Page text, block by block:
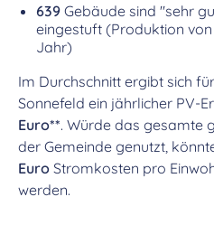
639 Gebäude sind "sehr
eingestuft (Produktion
Jahr)
Im Durchschnitt ergibt sich
Sonnefeld ein jährlicher PV-
Euro**. Würde das gesamte
der Gemeinde genutzt,
Euro Stromkosten pro
werden.